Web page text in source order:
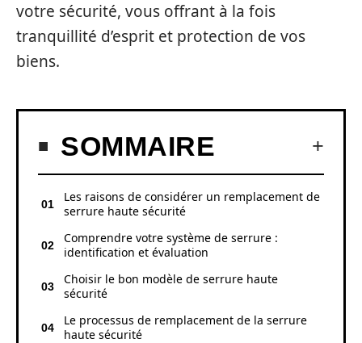
votre sécurité, vous offrant à la fois
tranquillité d’esprit et protection de vos
biens.
SOMMAIRE
Les raisons de considérer un remplacement de
serrure haute sécurité
Comprendre votre système de serrure :
identification et évaluation
Choisir le bon modèle de serrure haute
sécurité
Le processus de remplacement de la serrure
haute sécurité